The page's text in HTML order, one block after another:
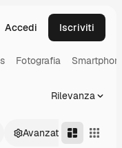
Accedi Iscriviti
Fotografia
Rilevanza
Avanzate